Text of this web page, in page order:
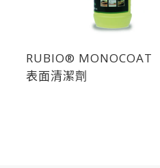
RUBIO® MONOCOAT
表面清潔劑